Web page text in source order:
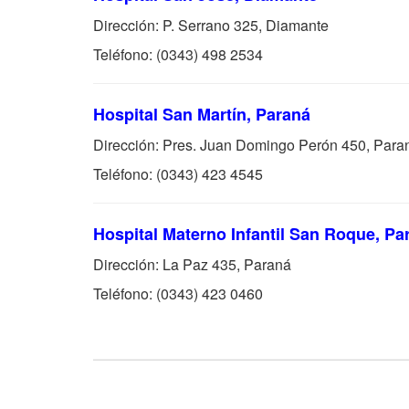
Dirección: P. Serrano 325, Diamante
Teléfono: (0343) 498 2534
Hospital San Martín, Paraná
Dirección: Pres. Juan Domingo Perón 450,
Teléfono: (0343) 423 4545
Hospital Materno Infantil San Roque,
Dirección: La Paz 435, Paraná
Teléfono: (0343) 423 0460